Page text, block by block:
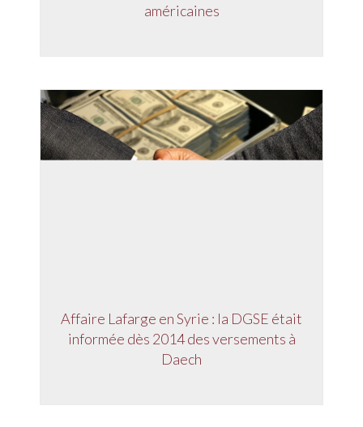
américaines
Affaire Lafarge en Syrie : la DGSE était
informée dès 2014 des versements à
Daech